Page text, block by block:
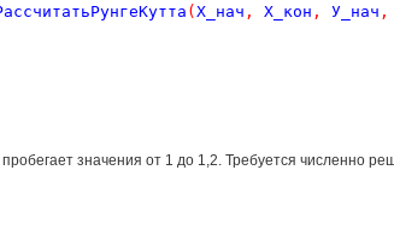
(Х_нач , Х_кон , У_нач ,
значения от 1 до 1,2. Требуется численно